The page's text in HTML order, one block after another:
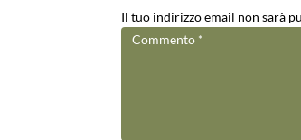
Il tuo indirizzo email non sarà